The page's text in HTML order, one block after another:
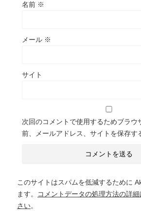
名前 ※
メール ※
サイト
次回のコメントで使用するためブラウ
前、メールアドレス、サイトを保存す
このサイトはスパムを低減するために
ます。
コメントデータの処理方法の詳
さい。